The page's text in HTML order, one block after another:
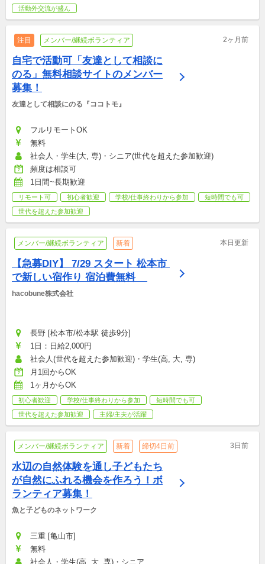
活動外交流が盛ん
注目 メンバー/継続ボランティア 2ヶ月前
自宅で活動可「友達として相談に
のる」無料相談サイトのメンバー
募集！
友達として相談にのる『ココトモ』
フルリモートOK
無料
社会人・学生(大, 専)・シニア(世代を超えた参加歓迎)
頻度は相談可
1日間~長期歓迎
リモート可 初心者歓迎 学校/仕事終わりから参加
短時間でも可
世代を超えた参加歓迎
メンバー/継続ボランティア 新着 本日更新
【急募DIY】 7/29 スタート 松本市
で新しい宿作り 宿泊費無料
hacobune株式会社
長野 [松本市/松本駅 徒歩9分]
1日：日給2,000円
社会人(世代を超えた参加歓迎)・学生(高, 大, 専)
月1回からOK
1ヶ月からOK
初心者歓迎 学校/仕事終わりから参加
短時間でも可
世代を超えた参加歓迎
主婦/主夫が活躍
メンバー/継続ボランティア 新着 締切4日前 3日前
水辺の自然体験を通し子どもたち
が自然にふれる機会を作ろう！ボ
ランティア募集！
魚と子どものネットワーク
三重 [亀山市]
無料
社会人・学生(高, 大, 専)・シニア